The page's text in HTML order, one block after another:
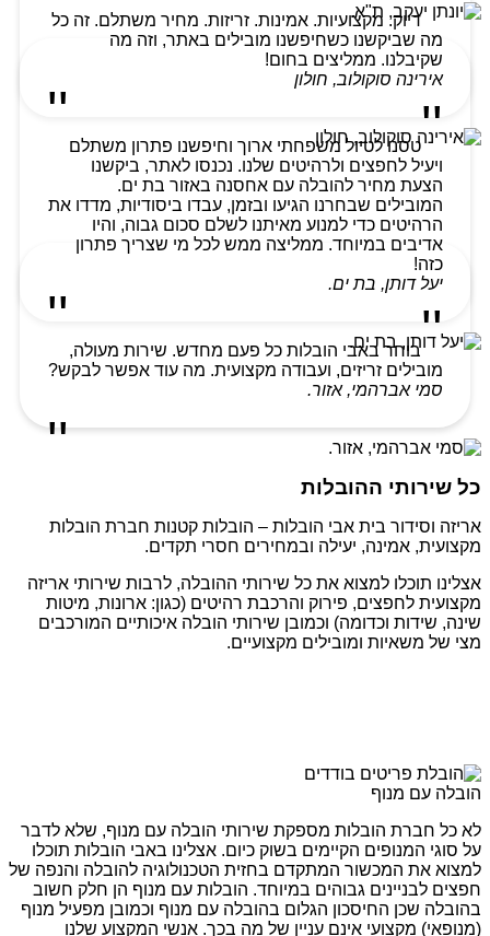
דיוק. מקצועיות. אמינות. זריזות. מחיר משתלם. זה כל
מה שביקשנו כשחיפשנו מובילים באתר, וזה מה
שקיבלנו. ממליצים בחום!
אירינה סוקולוב, חולון
טסנו לטיול משפחתי ארוך וחיפשנו פתרון משתלם
ויעיל לחפצים ולרהיטים שלנו. נכנסו לאתר, ביקשנו
הצעת מחיר להובלה עם אחסנה באזור בת ים.
המובילים שבחרנו הגיעו ובזמן, עבדו ביסודיות, מדדו את
הרהיטים כדי למנוע מאיתנו לשלם סכום גבוה, והיו
אדיבים במיוחד. ממליצה ממש לכל מי שצריך פתרון
כזה!
יעל דותן, בת ים.
בוחר באבי הובלות כל פעם מחדש. שירות מעולה,
מובילים זריזים, ועבודה מקצועית. מה עוד אפשר לבקש?
סמי אברהמי, אזור.
כל שירותי ההובלות
אריזה וסידור בית אבי הובלות – הובלות קטנות חברת הובלות
מקצועית, אמינה, יעילה ובמחירים חסרי תקדים.
אצלינו תוכלו למצוא את כל שירותי ההובלה, לרבות שירותי אריזה
מקצועית לחפצים, פירוק והרכבת רהיטים (כגון: ארונות, מיטות
שינה, שידות וכדומה) וכמובן שירותי הובלה איכותיים המורכבים
מצי של משאיות ומובילים מקצועיים.
הובלה עם מנוף
לא כל חברת הובלות מספקת שירותי הובלה עם מנוף, שלא לדבר
על סוגי המנופים הקיימים בשוק כיום. אצלינו באבי הובלות תוכלו
למצוא את המכשור המתקדם בחזית הטכנולוגיה להובלה והנפה של
חפצים לבניינים גבוהים במיוחד. הובלות עם מנוף הן חלק חשוב
בהובלה שכן החיסכון הגלום בהובלה עם מנוף וכמובן מפעיל מנוף
(מנופאי) מקצועי אינם עניין של מה בכך. אנשי המקצוע שלנו